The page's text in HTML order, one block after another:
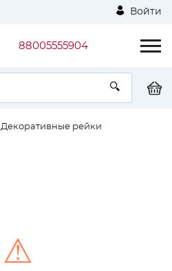
Войти
88005555904
Декоративные рейки
⚠